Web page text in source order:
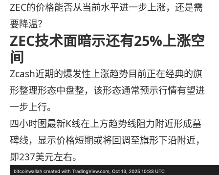
ZEC的价格能否从当前水平进一步上涨，还是需
要降温？
ZEC技术面暗示还有25%上涨空
间
Zcash近期的爆发性上涨趋势目前正在经典的旗
形整理形态中盘整，该形态通常预示行情有望进
一步上行。
四小时图最新K线在上方趋势线阻力附近形成墓
碑线，显示价格短期或将回调至旗形下沿附近，
即237美元左右。